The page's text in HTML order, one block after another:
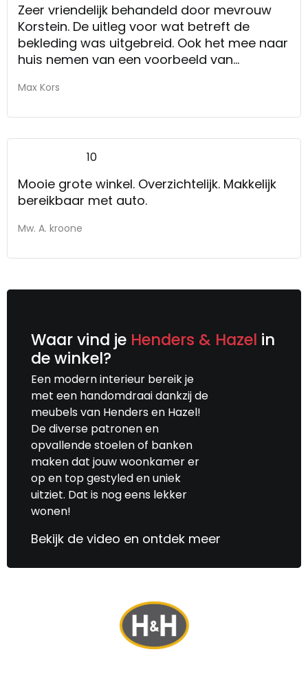
Zeer vriendelijk behandeld door mevrouw
Korstein. De uitleg voor wat betreft de
bekleding was uitgebreid. Ook het mee naar
huis nemen van een voorbeeld van
Max Kors
10
Mooie grote winkel. Overzichtelijk. Makkelijk
bereikbaar met auto.
Mw. A. kroone
Waar vind je Henders & Hazel in
de winkel?
Een modern interieur bereik je
met een handomdraai dankzij de
meubels van Henders en Hazel!
De diverse patronen en
opvallende stoelen of banken
maken dat jouw woonkamer er
op en top gestyled en uniek
uitziet. Dat is nog eens lekker
wonen!
Bekijk de video en ontdek meer